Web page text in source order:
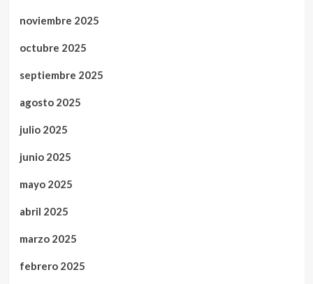
noviembre 2025
octubre 2025
septiembre 2025
agosto 2025
julio 2025
junio 2025
mayo 2025
abril 2025
marzo 2025
febrero 2025